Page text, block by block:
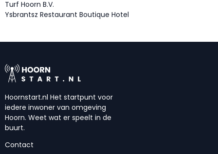
Turf Hoorn B.V.
Ysbrantsz Restaurant Boutique Hotel
Hoornstart.nl Het startpunt voor
iedere inwoner van omgeving
Hoorn. Weet wat er speelt in de
buurt.
Contact